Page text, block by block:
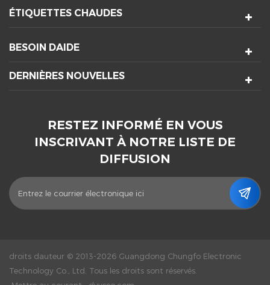
ÉTIQUETTES CHAUDES
BESOIN DAIDE
DERNIÈRES NOUVELLES
RESTEZ INFORMÉ EN VOUS
INSCRIVANT À NOTRE LISTE DE
DIFFUSION
droits dauteur © 2013-2026 Guangdong Chungfo Electronic
Technology Co., Ltd. Tous les droits sont réservés.